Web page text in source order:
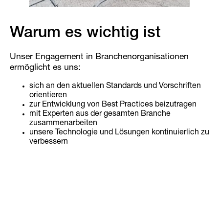
Warum es wichtig ist
Unser Engagement in Branchenorganisationen
ermöglicht es uns:
sich an den aktuellen Standards und Vorschriften
orientieren
zur Entwicklung von Best Practices beizutragen
mit Experten aus der gesamten Branche
zusammenarbeiten
unsere Technologie und Lösungen kontinuierlich zu
verbessern